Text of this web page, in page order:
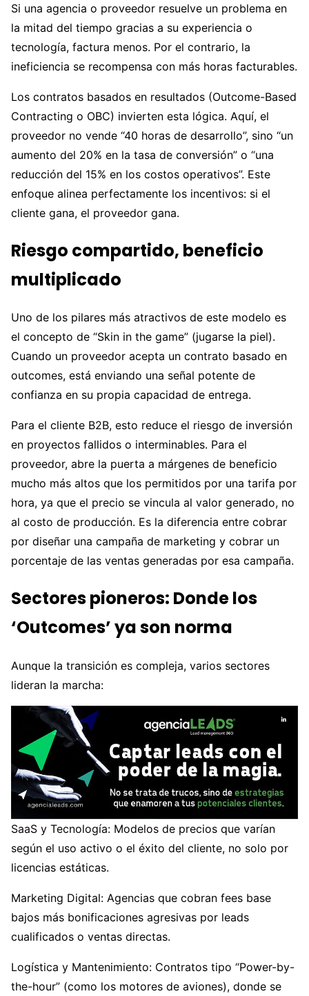
Si una agencia o proveedor resuelve un problema en
la mitad del tiempo gracias a su experiencia o
tecnología, factura menos. Por el contrario, la
ineficiencia se recompensa con más horas facturables.
Los contratos basados en resultados (Outcome-Based
Contracting o OBC) invierten esta lógica. Aquí, el
proveedor no vende “40 horas de desarrollo”, sino “un
aumento del 20% en la tasa de conversión” o “una
reducción del 15% en los costos operativos”. Este
enfoque alinea perfectamente los incentivos: si el
cliente gana, el proveedor gana.
Riesgo compartido, beneficio
multiplicado
Uno de los pilares más atractivos de este modelo es
el concepto de “Skin in the game” (jugarse la piel).
Cuando un proveedor acepta un contrato basado en
outcomes, está enviando una señal potente de
confianza en su propia capacidad de entrega.
Para el cliente B2B, esto reduce el riesgo de inversión
en proyectos fallidos o interminables. Para el
proveedor, abre la puerta a márgenes de beneficio
mucho más altos que los permitidos por una tarifa por
hora, ya que el precio se vincula al valor generado, no
al costo de producción. Es la diferencia entre cobrar
por diseñar una campaña de marketing y cobrar un
porcentaje de las ventas generadas por esa campaña.
Sectores pioneros: Donde los
‘Outcomes’ ya son norma
Aunque la transición es compleja, varios sectores
lideran la marcha:
SaaS y Tecnología: Modelos de precios que varían
según el uso activo o el éxito del cliente, no solo por
licencias estáticas.
Marketing Digital: Agencias que cobran fees base
bajos más bonificaciones agresivas por leads
cualificados o ventas directas.
Logística y Mantenimiento: Contratos tipo “Power-by-
the-hour” (como los motores de aviones), donde se